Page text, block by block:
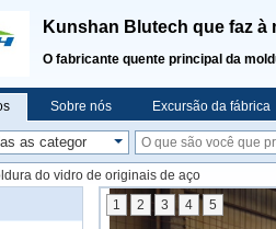
Kunshan Blutech que faz à
O fabricante quente principal da
Sobre nós Excursão da fábrica
do vidro de originais de aço
1 2 3 4 5